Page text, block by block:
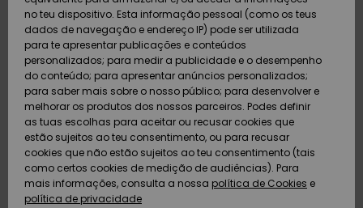
Surfe/água
Snow
Artigos
recém-
chegados
Surfe/água
Neve
Artigos
recém-
chegados
Highlights
Snow
Highlights
Community
SNOW
Snow Shop
Feminino
Highlights
Community
DUPLA
PROMO
Outlet
Mulher
AJUDA
Pagamento
Cartão
presente
Quiksilver
Freedom
Protecção de
dados
SUSTAINABILITY
no teu dispositivo. Esta informação pessoal (como os teus
dados de navegação e endereço IP) pode ser utilizada
para te apresentar publicações e conteúdos
personalizados; para medir a publicidade e o desempenho
do conteúdo; para apresentar anúncios personalizados;
para saber mais sobre o nosso público; para desenvolver e
melhorar os produtos dos nossos parceiros. Podes definir
as tuas escolhas para aceitar ou recusar cookies que
estão sujeitos ao teu consentimento, ou para recusar
cookies que não estão sujeitos ao teu consentimento (tais
como certos cookies de medição de audiências). Para
mais informações, consulta a nossa política de Cookies e
política de privacidade